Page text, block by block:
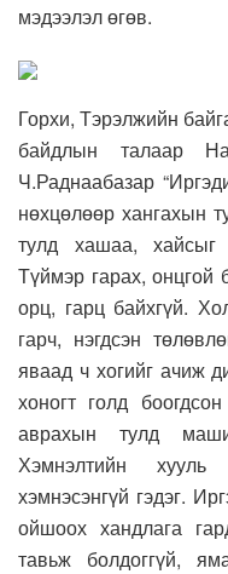
мэдээлэл өгөв.
Горхи, Тэрэлжийн
байдлын талаар
Ч.Раднаабазар
нөхцөлөөр хангахын
тулд хашаа, хайсыг
Түймэр гарах, онцгой
орц, гарц байхгүй.
гарч, нэгдсэн
яваад ч хогийг ачиж
хоногт голд
аврахын тулд
Хэмнэлтийн хууль
хэмнэсэнгүй гэдэг.
ойшоох хандлага
тавьж болдоггүй,